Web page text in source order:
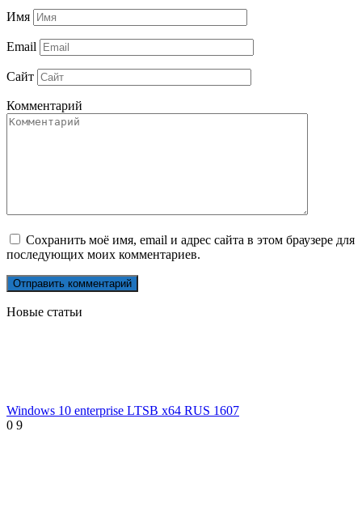
Имя
Email
Сайт
Комментарий
Сохранить моё имя, email и адрес сайта в этом браузере для
последующих моих комментариев.
Новые статьи
Windows 10 enterprise LTSB x64 RUS 1607
0 9